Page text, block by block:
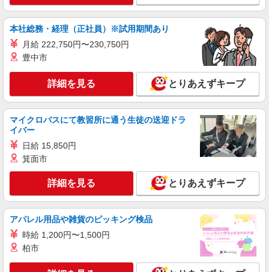
なります。 繁忙期の月収例は25.2万円です！（残
業30h+交通費含む） ＼前払い制度使えます／ ご
入社後の稼働分で前払い可能です！（規定有） し
かも、アプリでカンタンに申請できちゃう♪
福岡県久留米市 【交通手段】 車・バイク・自
転車通勤可 ★工場駐車場無料で利用可
キープ 詳細を見る
株式会社リオン
アルミサッシの製造スタッフ
月給245,000円〜280,000円（経験・能力によ
る）
株式会社ＭＯＤＥ
組立・軽作業スタッフ
時給1500円〜 月収例29万円 / 残業30h / 深夜
60h 一般物件、レオパレス→住み込みでお仕事可
本社総務・経理（正社員）※試用期間あり
月給 222,750円〜230,750円
豊中市
詳細を見る とりあえずキープ
マイクロバスにて教習所に通う生徒の送迎ドラ
イバー
日給 15,850円
箕面市
詳細を見る とりあえずキープ
アパレル用品や雑貨のピッキング検品
時給 1,200円〜1,500円
柏市